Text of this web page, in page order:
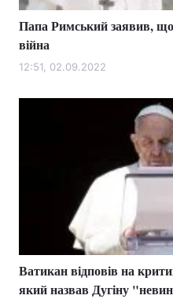
Папа Римський заявив, що
війна
12:51, 02.09.2022
Ватикан відповів на
який назвав Дугіну